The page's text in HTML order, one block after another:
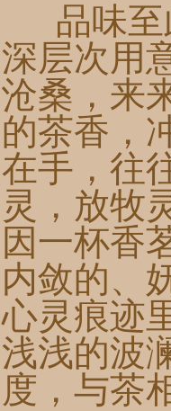
品味至
深层次用
沧桑，来
的茶香，
在手，往
灵，放牧
因一杯香
内敛的、
心灵痕迹
浅浅的波
度，与茶